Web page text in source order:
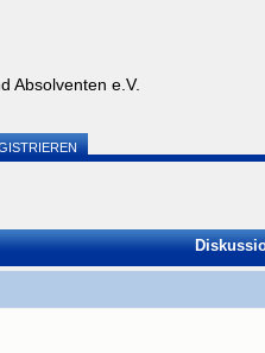
Absolventen e.V.